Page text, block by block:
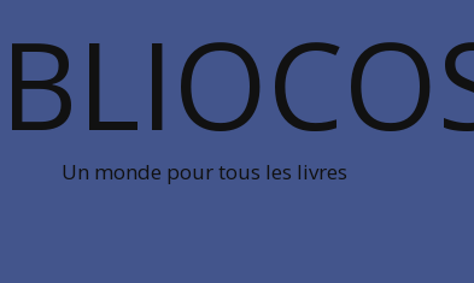
Un monde pour tous les livres